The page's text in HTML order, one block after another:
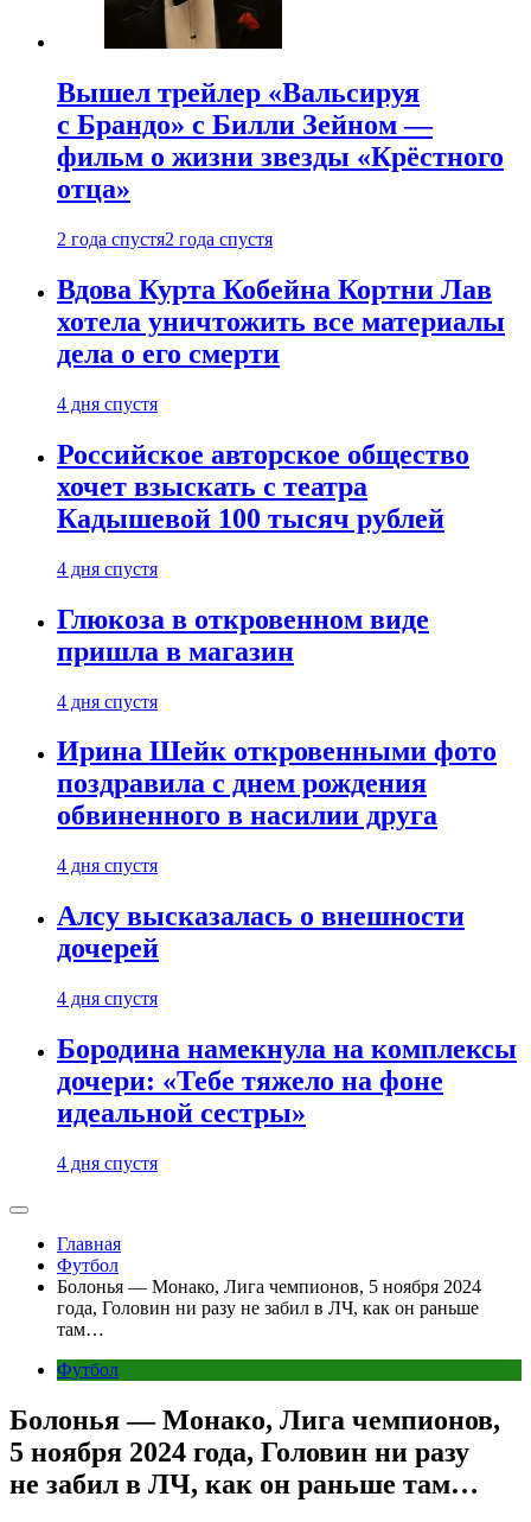
Вышел трейлер «Вальсируя
с Брандо» с Билли Зейном —
фильм о жизни звезды «Крёстного
отца»
2 года спустя2 года спустя
Вдова Курта Кобейна Кортни Лав
хотела уничтожить все материалы
дела о его смерти
4 дня спустя
Российское авторское общество
хочет взыскать с театра
Кадышевой 100 тысяч рублей
4 дня спустя
Глюкоза в откровенном виде
пришла в магазин
4 дня спустя
Ирина Шейк откровенными фото
поздравила с днем рождения
обвиненного в насилии друга
4 дня спустя
Алсу высказалась о внешности
дочерей
4 дня спустя
Бородина намекнула на комплексы
дочери: «Тебе тяжело на фоне
идеальной сестры»
4 дня спустя
Главная
Футбол
Болонья — Монако, Лига чемпионов, 5 ноября 2024
года, Головин ни разу не забил в ЛЧ, как он раньше
там…
Футбол
Болонья — Монако, Лига чемпионов,
5 ноября 2024 года, Головин ни разу
не забил в ЛЧ, как он раньше там…